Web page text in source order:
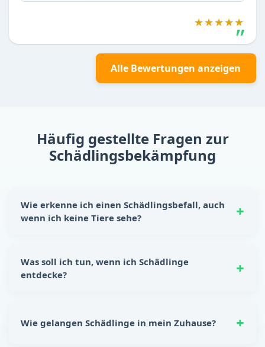
★★★★★
Alle Bewertungen anzeigen
Häufig gestellte Fragen zur
Schädlingsbekämpfung
Wie erkenne ich einen Schädlingsbefall, auch
wenn ich keine Tiere sehe?
Wänden oder Schränken sowie unangenehme Gerüche.
Auch beschädigte Lebensmittelverpackungen sind ein
Was soll ich tun, wenn ich Schädlinge
entdecke?
eine nachhaltige Lösung empfiehlt sich die
Wie gelangen Schädlinge in mein Zuhause?